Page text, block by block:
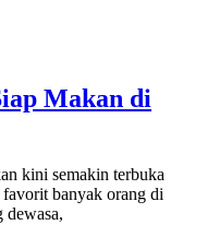
Makan di
kini semakin terbuka
favorit banyak orang di
dewasa,